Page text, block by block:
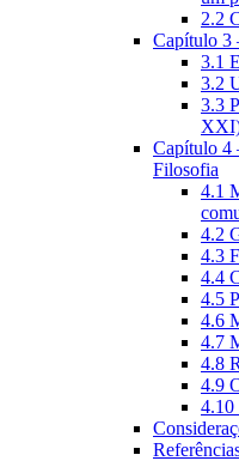
2.2
Capítulo 3
3.1
3.2
3.3
Capítulo 4
Filosofia
4.1
4.2
4.3
4.4
4.5
4.6
4.7
4.8
4.9
4.10